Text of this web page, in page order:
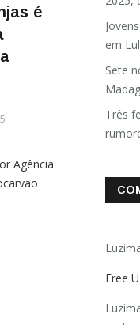
é
Agência
em
Sete
Três
Free